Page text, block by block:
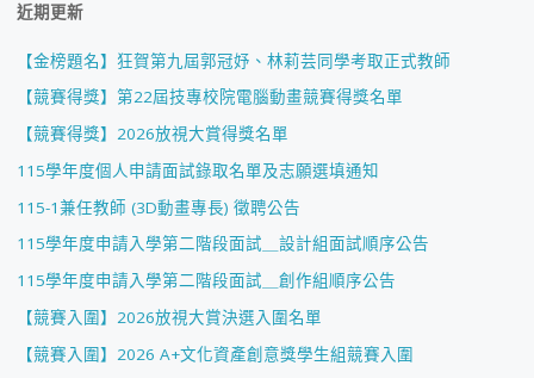
近期更新
【金榜題名】狂賀第九屆郭冠妤、林莉芸同學考取正式教師
【競賽得獎】第22屆技專校院電腦動畫競賽得獎名單
【競賽得獎】2026放視大賞得獎名單
115學年度個人申請面試錄取名單及志願選填通知
115-1兼任教師 (3D動畫專長) 徵聘公告
115學年度申請入學第二階段面試＿設計組面試順序公告
115學年度申請入學第二階段面試＿創作組順序公告
【競賽入圍】2026放視大賞決選入圍名單
【競賽入圍】2026 A+文化資產創意獎學生組競賽入圍